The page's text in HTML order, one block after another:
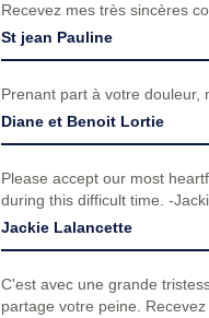
Recevez mes très sincères
St jean Pauline
Prenant part à votre douleur,
Diane et Benoit Lortie
Please accept our most
during this difficult time. -
Jackie Lalancette
C'est avec une grande
partage votre peine.